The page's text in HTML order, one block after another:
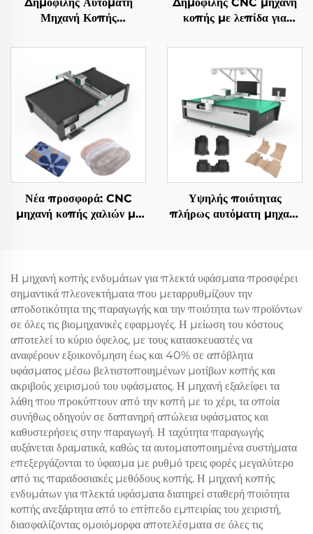
Μηχανή Κοπής
κοπής με λεπίδα για
καουτσούκ στεγανοποίησης
και σφουγγαρένιες πλάκες
Νέα προσφορά: CNC
μηχανή κοπής χαλιών με
Υψηλής ποιότητας
πλήρως αυτόματη μηχανή
Η μηχανή κοπής ενδυμάτων για πλεκτά υφάσματα προσφέρει
σημαντικά πλεονεκτήματα που μεταρρυθμίζουν την
αποδοτικότητα της παραγωγής και την ποιότητα των προϊόντων
σε όλες τις βιομηχανικές εφαρμογές. Η μείωση του κόστους
αποτελεί το κύριο όφελος, με τους κατασκευαστές να
αναφέρουν εξοικονόμηση έως και 40% σε απόβλητα
υφάσματος μέσω βελτιστοποιημένων μοτίβων κοπής και
ακριβούς χειρισμού του υφάσματος. Η μηχανή εξαλείφει τα
λάθη που προκύπτουν από την κοπή με το χέρι, τα οποία
συνήθως οδηγούν σε δαπανηρή απώλεια υφάσματος και
καθυστερήσεις στην παραγωγή. Η ταχύτητα παραγωγής
αυξάνεται δραματικά, καθώς τα αυτοματοποιημένα συστήματα
επεξεργάζονται το ύφασμα με ρυθμό τρεις φορές μεγαλύτερο
από τις παραδοσιακές μεθόδους κοπής. Η μηχανή κοπής
ενδυμάτων για πλεκτά υφάσματα διατηρεί σταθερή ποιότητα
κοπής ανεξάρτητα από το επίπεδο εμπειρίας του χειριστή,
διασφαλίζοντας ομοιόμορφα αποτελέσματα σε όλες τις